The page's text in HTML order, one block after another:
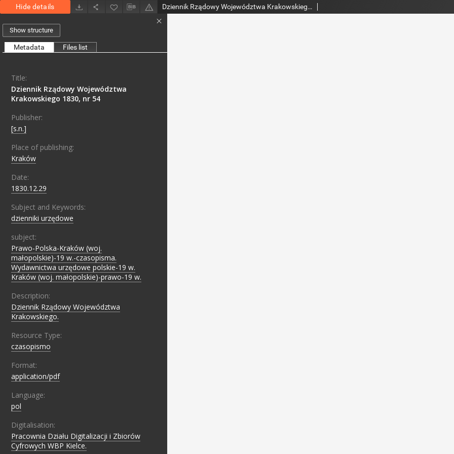
Hide details Dziennik Rządowy Województwa Krakowskiego 1830, nr 54
Show structure
Metadata Files list
Title:
Dziennik Rządowy Województwa
Krakowskiego 1830, nr 54
Publisher:
[s.n.]
Place of publishing:
Kraków
Date:
1830.12.29
Subject and Keywords:
dzienniki urzędowe
subject:
Prawo-Polska-Kraków (woj.
małopolskie)-19 w.-czasopisma.
Wydawnictwa urzędowe polskie-19 w.
Kraków (woj. małopolskie)-prawo-19 w.
Description:
Dziennik Rządowy Województwa
Krakowskiego.
Resource Type:
czasopismo
Format:
application/pdf
Language:
pol
Digitalisation:
Pracownia Działu Digitalizacji i Zbiorów
Cyfrowych WBP Kielce.